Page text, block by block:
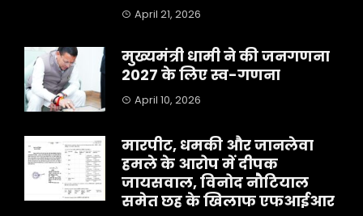
April 21, 2026
मुख्यमंत्री धामी ने की जनगणना
2027 के लिए स्व-गणना
April 10, 2026
मारपीट, धमकी और जानलेवा
हमले के आरोप में दीपक
जायसवाल, विनोद नौटियाल
समेत छह के खिलाफ एफआईआर